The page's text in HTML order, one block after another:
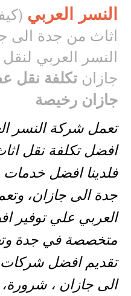
النسر العربي
اثاث من جدة الى
النسر العربي لنقل
جازانتكلفة نقل
جازان رخيصة
تعمل شركة النسر
افضل تكلفة نقل
فلدينا افضل
جدة الى جازان،
العربي علي توفير
متخصصة في جدة
تقديم افضل شركات
الى جازان ، شرورة،